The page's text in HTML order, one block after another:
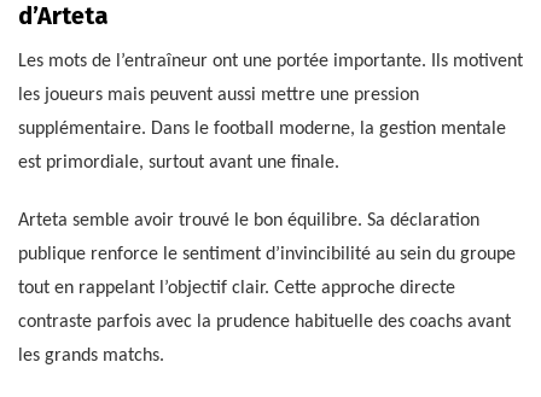
d’Arteta
Les mots de l’entraîneur ont une portée importante. Ils motivent
les joueurs mais peuvent aussi mettre une pression
supplémentaire. Dans le football moderne, la gestion mentale
est primordiale, surtout avant une finale.
Arteta semble avoir trouvé le bon équilibre. Sa déclaration
publique renforce le sentiment d’invincibilité au sein du groupe
tout en rappelant l’objectif clair. Cette approche directe
contraste parfois avec la prudence habituelle des coachs avant
les grands matchs.